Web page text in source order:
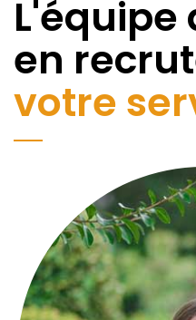
L'équipe
en
votre